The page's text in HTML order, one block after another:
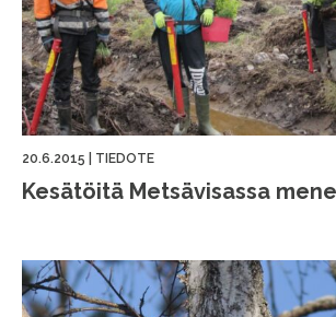
20.6.2015 TIEDOTE
Kesätöitä Metsävisassa